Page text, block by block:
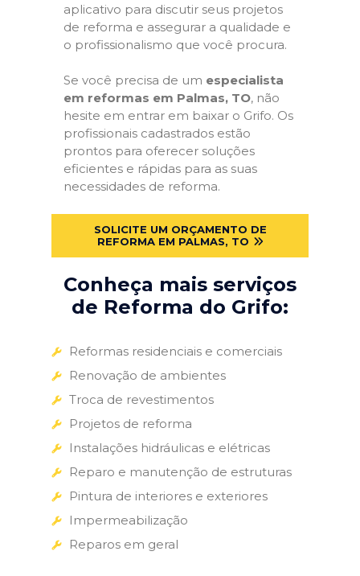
aplicativo para discutir seus projetos
de reforma e assegurar a qualidade e
o profissionalismo que você procura.
Se você precisa de um especialista
em reformas em Palmas, TO, não
hesite em entrar em baixar o Grifo. Os
profissionais cadastrados estão
prontos para oferecer soluções
eficientes e rápidas para as suas
necessidades de reforma.
SOLICITE UM ORÇAMENTO DE
REFORMA EM PALMAS, TO
Conheça mais serviços
de Reforma do Grifo:
Reformas residenciais e comerciais
Renovação de ambientes
Troca de revestimentos
Projetos de reforma
Instalações hidráulicas e elétricas
Reparo e manutenção de estruturas
Pintura de interiores e exteriores
Impermeabilização
Reparos em geral